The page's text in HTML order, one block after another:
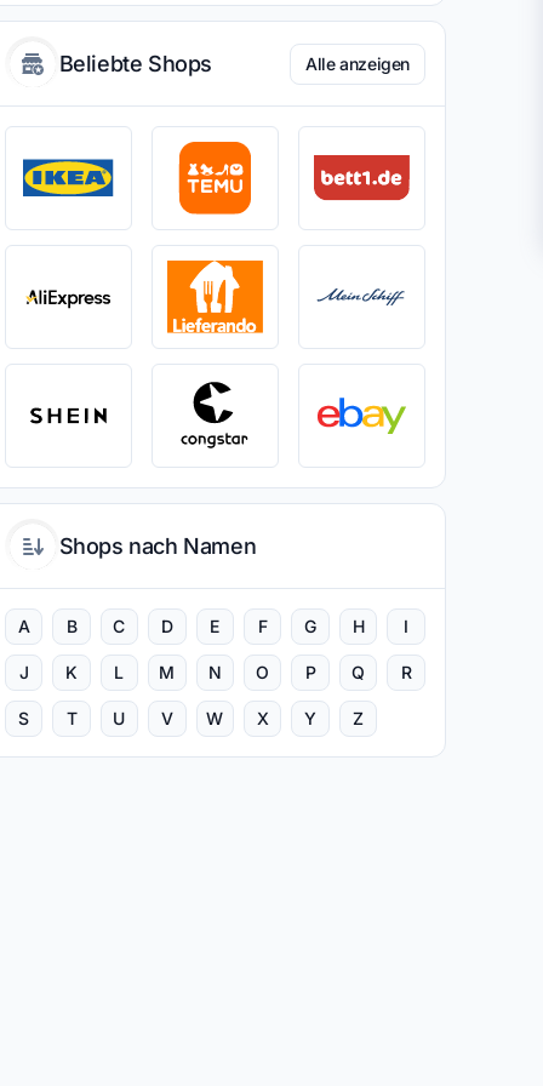
Beliebte Shops Alle anzeigen
Shops nach Namen
A B C D E F G H I
J K L M N O P Q R
S T U V W X Y Z